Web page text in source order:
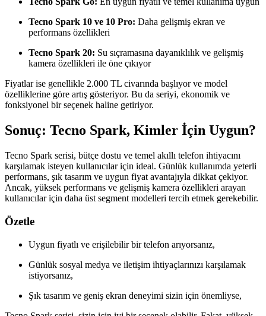
Tecno Spark 10 ve 10 Pro: Daha gelişmiş ekran ve
performans özellikleri
Tecno Spark 20: Su sıçramasına dayanıklılık ve gelişmiş
kamera özellikleri ile öne çıkıyor
Fiyatlar ise genellikle 2.000 TL civarında başlıyor ve model
özelliklerine göre artış gösteriyor. Bu da seriyi, ekonomik ve
fonksiyonel bir seçenek haline getiriyor.
Sonuç: Tecno Spark, Kimler İçin Uygun?
Tecno Spark serisi, bütçe dostu ve temel akıllı telefon ihtiyacını
karşılamak isteyen kullanıcılar için ideal. Günlük kullanımda yeterli
performans, şık tasarım ve uygun fiyat avantajıyla dikkat çekiyor.
Ancak, yüksek performans ve gelişmiş kamera özellikleri arayan
kullanıcılar için daha üst segment modelleri tercih etmek gerekebilir.
Özetle
Uygun fiyatlı ve erişilebilir bir telefon arıyorsanız,
Günlük sosyal medya ve iletişim ihtiyaçlarınızı karşılamak
istiyorsanız,
Şık tasarım ve geniş ekran deneyimi sizin için önemliyse,